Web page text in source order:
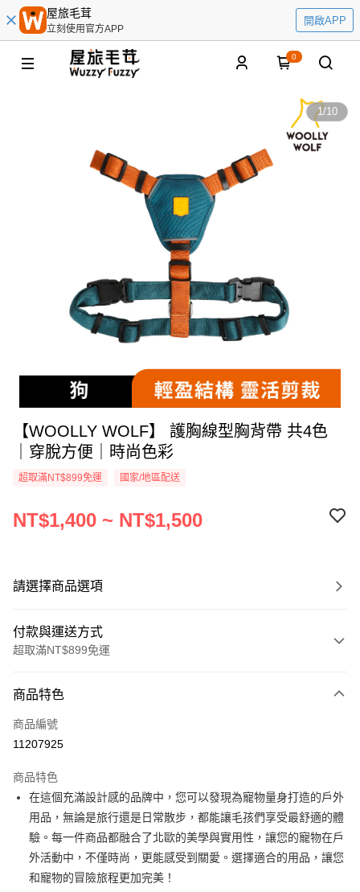
屋旅毛茸
立刻使用官方APP
開啟APP
0
1/10
【WOOLLY WOLF】 護胸線型胸背帶 共4色
｜穿脫方便｜時尚色彩
超取滿NT$899免運 國家/地區配送
NT$1,400 ~ NT$1,500
請選擇商品選項
付款與運送方式
超取滿NT$899免運
信用卡一次付款
超商取貨付款
Apple Pay
街口支付
悠遊付
ATM付款
商品特色
商品編號
11207925
商品特色
在這個充滿設計感的品牌中，您可以發現為寵物量身打造的戶外
用品，無論是旅行還是日常散步，都能讓毛孩們享受最舒適的體
驗。每一件商品都融合了北歐的美學與實用性，讓您的寵物在戶
外活動中，不僅時尚，更能感受到關愛。選擇適合的用品，讓您
和寵物的冒險旅程更加完美！